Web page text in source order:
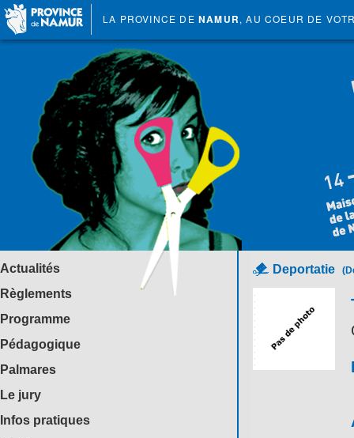
LA PROVINCE DE NAMUR, AU COEUR DE
Actualités
Règlements
Programme
Pédagogique
Palmares
Le jury
Infos pratiques
Deportatie